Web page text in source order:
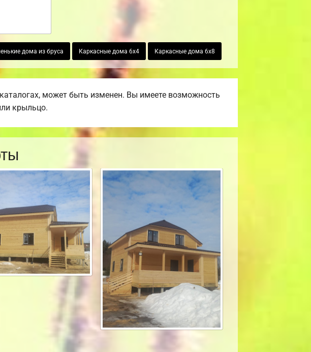
дома из бруса Каркасные дома 6х4 Каркасные дома 6х8
может быть изменен. Вы имеете возможность
крыльцо.